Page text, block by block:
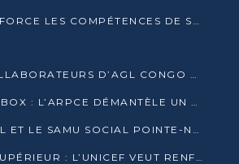
AGL CONGO RENFORCE LES COMPÉTENCES DE SES ÉQUIPES AVEC LA CERTIFICATION CACES® R483
D’AGL CONGO EN FORMATION JUSQU’EN JUILLET
FRAUDE À LA SIMBOX : L’ARPCE DÉMANTÈLE UN RÉSEAU UTILISANT DES CARTES SIM OUGANDAISES
CONGO TERMINAL ET LE SAMU SOCIAL POINTE-NOIRE RENOUVELLENT LEUR PARTENARIAT EN FAVEUR DES JEUNES VULNÉRABLES
ENSEIGNEMENT SUPÉRIEUR : L’UNICEF VEUT RENFORCER LA RECHERCHE SUR LES QUESTIONS DE L’ENFANCE